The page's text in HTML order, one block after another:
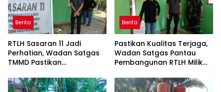
Berita
RTLH Sasaran 11 Jadi
Perhatian, Wadan Satgas
TMMD Pastikan
Sesuai Target
Berita
Pastikan Kualitas Terjaga,
Wadan Satgas Pantau
Pembangunan RTLH Milik